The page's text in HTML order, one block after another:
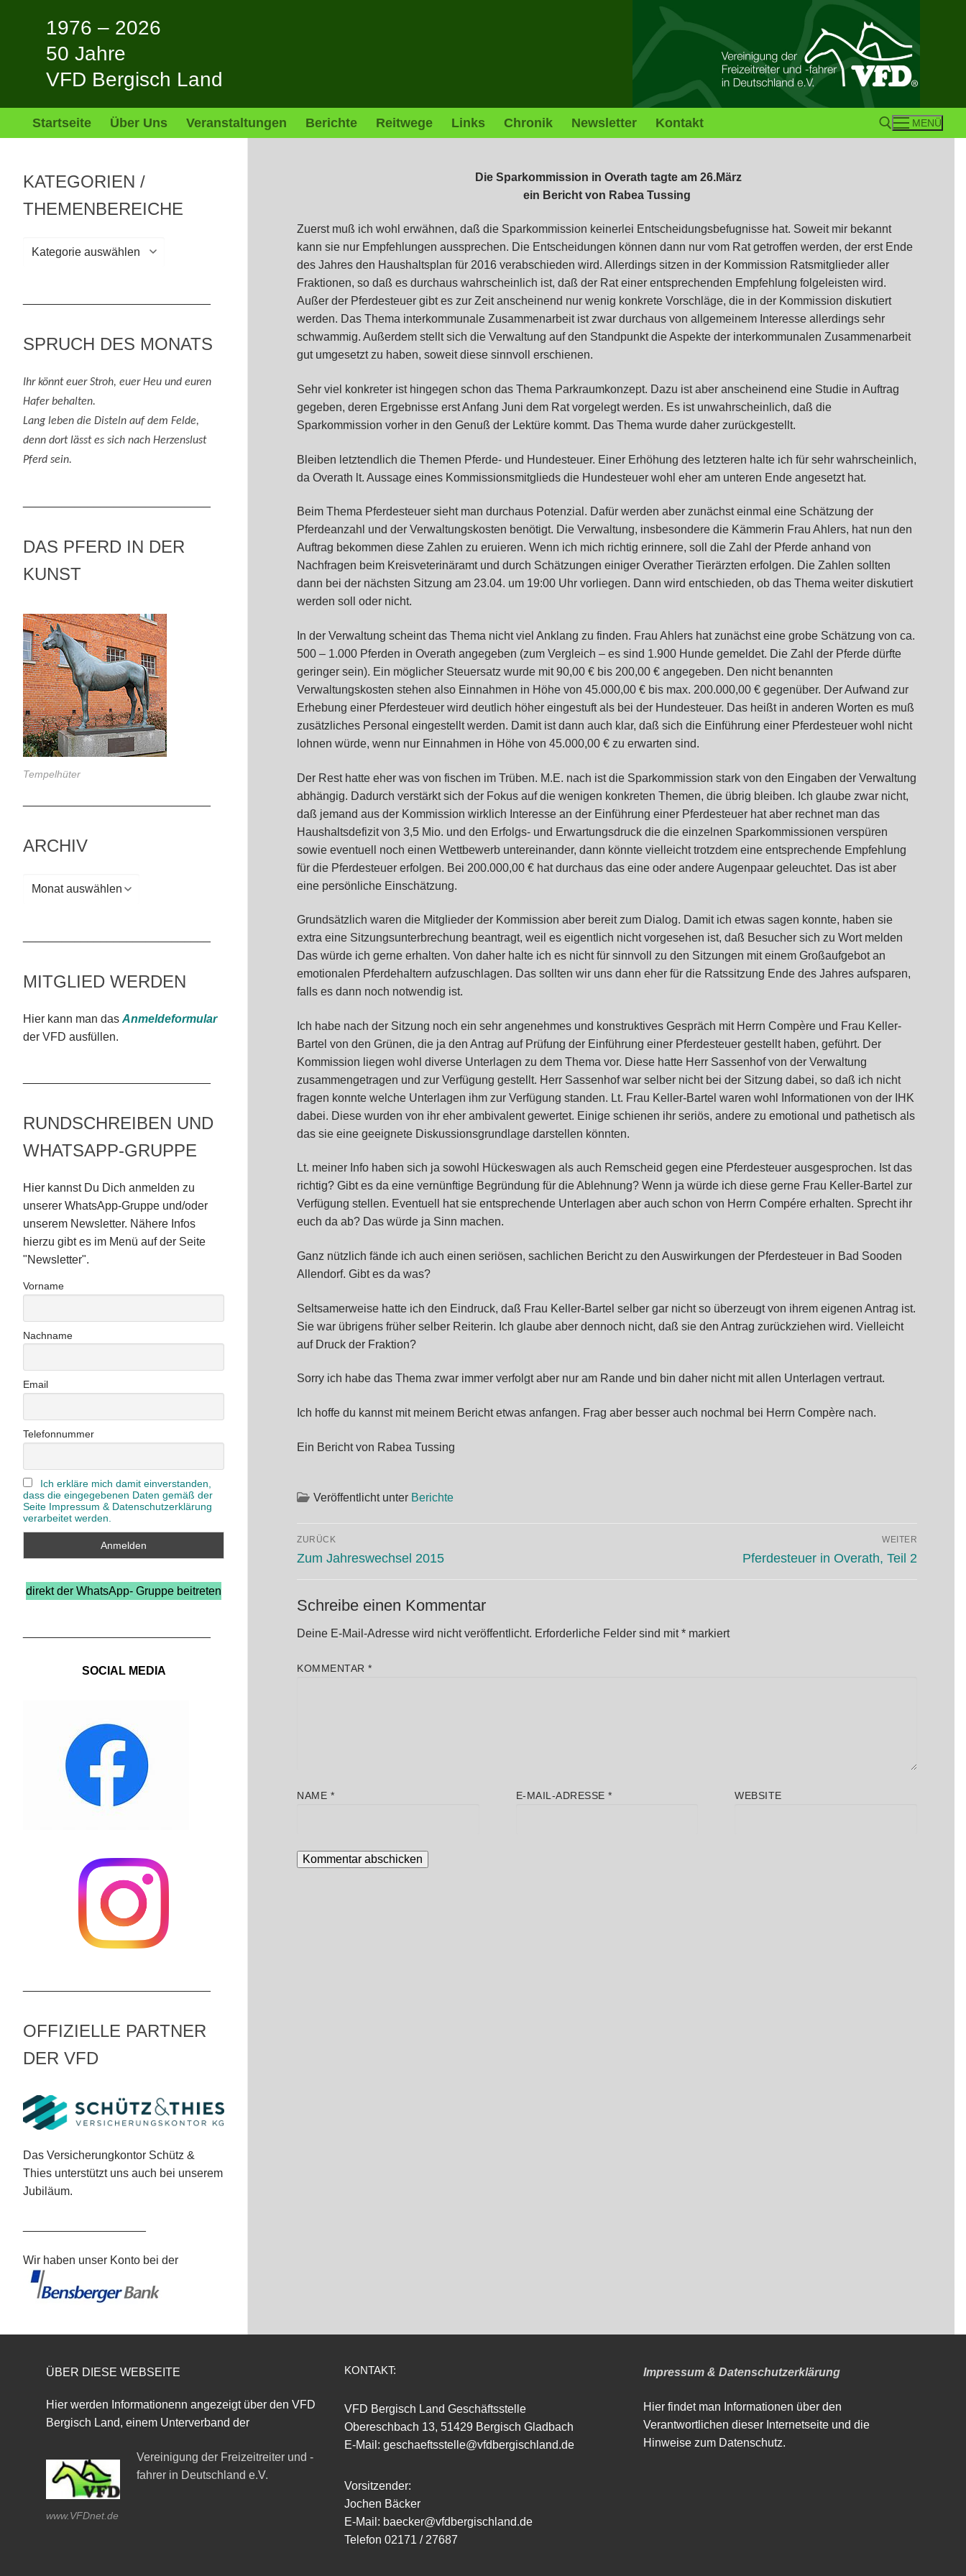
1976 – 2026
50 Jahre
VFD Bergisch Land
Startseite Über Uns Veranstaltungen Berichte Reitwege Links Chronik Newsletter Kontakt
Suchen nach:
MENÜ
Die Sparkommission in Overath tagte am 26.März
ein Bericht von Rabea Tussing
Zuerst muß ich wohl erwähnen, daß die Sparkommission keinerlei Entscheidungsbefugnisse hat. Soweit mir bekannt
kann sie nur Empfehlungen aussprechen. Die Entscheidungen können dann nur vom Rat getroffen werden, der erst Ende
des Jahres den Haushaltsplan für 2016 verabschieden wird. Allerdings sitzen in der Kommission Ratsmitglieder aller
Fraktionen, so daß es durchaus wahrscheinlich ist, daß der Rat einer entsprechenden Empfehlung folgeleisten wird.
Außer der Pferdesteuer gibt es zur Zeit anscheinend nur wenig konkrete Vorschläge, die in der Kommission diskutiert
werden. Das Thema interkommunale Zusammenarbeit ist zwar durchaus von allgemeinem Interesse allerdings sehr
schwammig. Außerdem stellt sich die Verwaltung auf den Standpunkt die Aspekte der interkommunalen Zusammenarbeit
gut umgesetzt zu haben, soweit diese sinnvoll erschienen.
Sehr viel konkreter ist hingegen schon das Thema Parkraumkonzept. Dazu ist aber anscheinend eine Studie in Auftrag
gegeben, deren Ergebnisse erst Anfang Juni dem Rat vorgelegt werden. Es ist unwahrscheinlich, daß die
Sparkommission vorher in den Genuß der Lektüre kommt. Das Thema wurde daher zurückgestellt.
Bleiben letztendlich die Themen Pferde- und Hundesteuer. Einer Erhöhung des letzteren halte ich für sehr wahrscheinlich,
da Overath lt. Aussage eines Kommissionsmitglieds die Hundesteuer wohl eher am unteren Ende angesetzt hat.
Beim Thema Pferdesteuer sieht man durchaus Potenzial. Dafür werden aber zunächst einmal eine Schätzung der
Pferdeanzahl und der Verwaltungskosten benötigt. Die Verwaltung, insbesondere die Kämmerin Frau Ahlers, hat nun den
Auftrag bekommen diese Zahlen zu eruieren. Wenn ich mich richtig erinnere, soll die Zahl der Pferde anhand von
Nachfragen beim Kreisveterinäramt und durch Schätzungen einiger Overather Tierärzten erfolgen. Die Zahlen sollten
dann bei der nächsten Sitzung am 23.04. um 19:00 Uhr vorliegen. Dann wird entschieden, ob das Thema weiter diskutiert
werden soll oder nicht.
In der Verwaltung scheint das Thema nicht viel Anklang zu finden. Frau Ahlers hat zunächst eine grobe Schätzung von ca.
500 – 1.000 Pferden in Overath angegeben (zum Vergleich – es sind 1.900 Hunde gemeldet. Die Zahl der Pferde dürfte
geringer sein). Ein möglicher Steuersatz wurde mit 90,00 € bis 200,00 € angegeben. Den nicht benannten
Verwaltungskosten stehen also Einnahmen in Höhe von 45.000,00 € bis max. 200.000,00 € gegenüber. Der Aufwand zur
Erhebung einer Pferdesteuer wird deutlich höher eingestuft als bei der Hundesteuer. Das heißt in anderen Worten es muß
zusätzliches Personal eingestellt werden. Damit ist dann auch klar, daß sich die Einführung einer Pferdesteuer wohl nicht
lohnen würde, wenn nur Einnahmen in Höhe von 45.000,00 € zu erwarten sind.
Der Rest hatte eher was von fischen im Trüben. M.E. nach ist die Sparkommission stark von den Eingaben der Verwaltung
abhängig. Dadurch verstärkt sich der Fokus auf die wenigen konkreten Themen, die übrig bleiben. Ich glaube zwar nicht,
daß jemand aus der Kommission wirklich Interesse an der Einführung einer Pferdesteuer hat aber rechnet man das
Haushaltsdefizit von 3,5 Mio. und den Erfolgs- und Erwartungsdruck die die einzelnen Sparkommissionen verspüren
sowie eventuell noch einen Wettbewerb untereinander, dann könnte vielleicht trotzdem eine entsprechende Empfehlung
für die Pferdesteuer erfolgen. Bei 200.000,00 € hat durchaus das eine oder andere Augenpaar geleuchtet. Das ist aber
eine persönliche Einschätzung.
Grundsätzlich waren die Mitglieder der Kommission aber bereit zum Dialog. Damit ich etwas sagen konnte, haben sie
extra eine Sitzungsunterbrechung beantragt, weil es eigentlich nicht vorgesehen ist, daß Besucher sich zu Wort melden
Das würde ich gerne erhalten. Von daher halte ich es nicht für sinnvoll zu den Sitzungen mit einem Großaufgebot an
emotionalen Pferdehaltern aufzuschlagen. Das sollten wir uns dann eher für die Ratssitzung Ende des Jahres aufsparen,
falls es dann noch notwendig ist.
Ich habe nach der Sitzung noch ein sehr angenehmes und konstruktives Gespräch mit Herrn Compère und Frau Keller-
Bartel von den Grünen, die ja den Antrag auf Prüfung der Einführung einer Pferdesteuer gestellt haben, geführt. Der
Kommission liegen wohl diverse Unterlagen zu dem Thema vor. Diese hatte Herr Sassenhof von der Verwaltung
zusammengetragen und zur Verfügung gestellt. Herr Sassenhof war selber nicht bei der Sitzung dabei, so daß ich nicht
fragen konnte welche Unterlagen ihm zur Verfügung standen. Lt. Frau Keller-Bartel waren wohl Informationen von der IHK
dabei. Diese wurden von ihr eher ambivalent gewertet. Einige schienen ihr seriös, andere zu emotional und pathetisch als
das sie eine geeignete Diskussionsgrundlage darstellen könnten.
Lt. meiner Info haben sich ja sowohl Hückeswagen als auch Remscheid gegen eine Pferdesteuer ausgesprochen. Ist das
richtig? Gibt es da eine vernünftige Begründung für die Ablehnung? Wenn ja würde ich diese gerne Frau Keller-Bartel zur
Verfügung stellen. Eventuell hat sie entsprechende Unterlagen aber auch schon von Herrn Compére erhalten. Sprecht ihr
euch da ab? Das würde ja Sinn machen.
Ganz nützlich fände ich auch einen seriösen, sachlichen Bericht zu den Auswirkungen der Pferdesteuer in Bad Sooden
Allendorf. Gibt es da was?
Seltsamerweise hatte ich den Eindruck, daß Frau Keller-Bartel selber gar nicht so überzeugt von ihrem eigenen Antrag ist.
Sie war übrigens früher selber Reiterin. Ich glaube aber dennoch nicht, daß sie den Antrag zurückziehen wird. Vielleicht
auf Druck der Fraktion?
Sorry ich habe das Thema zwar immer verfolgt aber nur am Rande und bin daher nicht mit allen Unterlagen vertraut.
Ich hoffe du kannst mit meinem Bericht etwas anfangen. Frag aber besser auch nochmal bei Herrn Compère nach.
Ein Bericht von Rabea Tussing
Veröffentlicht unter Berichte
Beitragsnavigation
ZURÜCK
Vorheriger
Zum Jahreswechsel 2015
WEITER
Nächster
Pferdesteuer in Overath, Teil 2
Schreibe einen Kommentar
Deine E-Mail-Adresse wird nicht veröffentlicht. Erforderliche Felder sind mit* markiert
KOMMENTAR *
NAME * E-MAIL-ADRESSE* WEBSITE
KATEGORIEN /
THEMENBEREICHE
Kategorien
SPRUCH DES MONATS
Ihr könnt euer Stroh, euer Heu und euren
Hafer behalten.
Lang leben die Disteln auf dem Felde,
denn dort lässt es sich nach Herzenslust
Pferd sein.
DAS PFERD IN DER
KUNST
Tempelhüter
ARCHIV
Archiv
MITGLIED WERDEN
Hier kann man das Anmeldeformular
der VFD ausfüllen.
RUNDSCHREIBEN UND
WHATSAPP-GRUPPE
Hier kannst Du Dich anmelden zu
unserer WhatsApp-Gruppe und/oder
unserem Newsletter. Nähere Infos
hierzu gibt es im Menü auf der Seite
"Newsletter".
Vorname
Nachname
Email
Telefonnummer
Ich erkläre mich damit einverstanden,
dass die eingegebenen Daten gemäß der
Seite Impressum & Datenschutzerklärung
verarbeitet werden.
direkt der WhatsApp- Gruppe beitreten
SOCIAL MEDIA
OFFIZIELLE PARTNER
DER VFD
Das Versicherungkontor Schütz &
Thies unterstützt uns auch bei unserem
Jubiläum.
Wir haben unser Konto bei der
ÜBER DIESE WEBSEITE
Hier werden Informationenn angezeigt über den VFD
Bergisch Land, einem Unterverband der
www.VFDnet.de
Vereinigung der Freizeitreiter und -
fahrer in Deutschland e.V.
KONTAKT:
VFD Bergisch Land Geschäftsstelle
Obereschbach 13, 51429 Bergisch Gladbach
E-Mail: geschaeftsstelle@vfdbergischland.de
Vorsitzender:
Jochen Bäcker
E-Mail: baecker@vfdbergischland.de
Telefon 02171 / 27687
Impressum & Datenschutzerklärung
Hier findet man Informationen über den
Verantwortlichen dieser Internetseite und die
Hinweise zum Datenschutz.